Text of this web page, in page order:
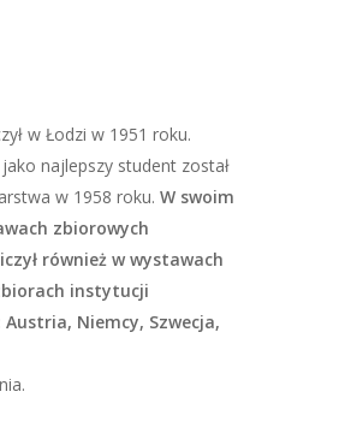
w Łodzi w 1951 roku.
najlepszy student został
w 1958 roku. W swoim
zbiorowych
również w wystawach
instytucji
Niemcy, Szwecja,